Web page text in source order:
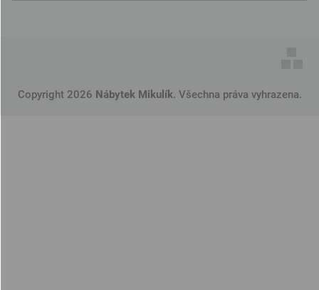
Copyright 2026 Nábytek Mikulík. Všechna práva vyhrazena.